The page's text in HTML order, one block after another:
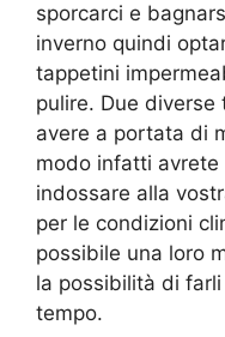
sporcarci e
inverno quindi
tappetini
pulire. Due
avere a portata di
modo infatti
indossare alla
per le condizioni
possibile una loro
la possibilità di
tempo.